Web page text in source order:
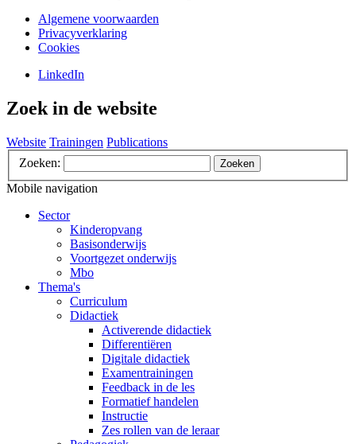
Algemene voorwaarden
Privacyverklaring
Cookies
LinkedIn
Zoek in de website
Website Trainingen Publications
Zoeken:
Zoeken
Mobile navigation
Sector
Kinderopvang
Basisonderwijs
Voortgezet onderwijs
Mbo
Thema's
Curriculum
Didactiek
Activerende didactiek
Differentiëren
Digitale didactiek
Examentrainingen
Feedback in de les
Formatief handelen
Instructie
Zes rollen van de leraar